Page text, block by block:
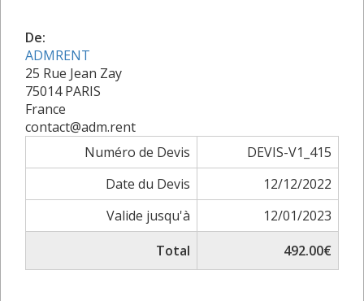
De:
ADMRENT
25 Rue Jean Zay
75014 PARIS
France
contact@adm.rent
Numéro de Devis
DEVIS-V1_415
Date du Devis
12/12/2022
Valide jusqu'à
12/01/2023
Total
492.00€